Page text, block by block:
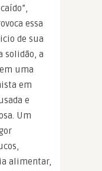
essa
de sua
solidão, a
uma
em
e
Um
alimentar,